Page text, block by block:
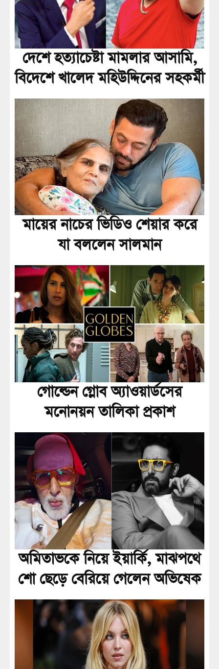
দেশে হত্যাচেষ্টা মামলার আসামি,
বিদেশে খালেদ মহিউদ্দিনের সহকর্মী
মায়ের নাচের ভিডিও শেয়ার করে
যা বললেন সালমান
গোল্ডেন গ্লোব অ্যাওয়ার্ডসের
মনোনয়ন তালিকা প্রকাশ
অমিতাভকে নিয়ে ইয়ার্কি, মাঝপথে
শো ছেড়ে বেরিয়ে গেলেন অভিষেক